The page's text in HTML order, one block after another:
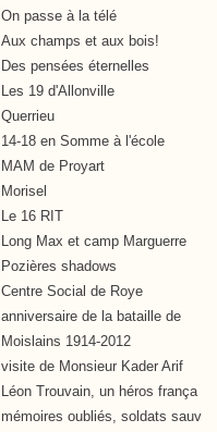
On passe à la télé
Aux champs et aux bois!
Des pensées éternelles
Les 19 d'Allonville
Querrieu
14-18 en Somme à l'école
MAM de Proyart
Morisel
Le 16 RIT
Long Max et camp Marguerre
Pozières shadows
Centre Social de Roye
anniversaire de la bataille de
Moislains 1914-2012
visite de Monsieur Kader Arif
Léon Trouvain, un héros frança
mémoires oubliés, soldats sauv